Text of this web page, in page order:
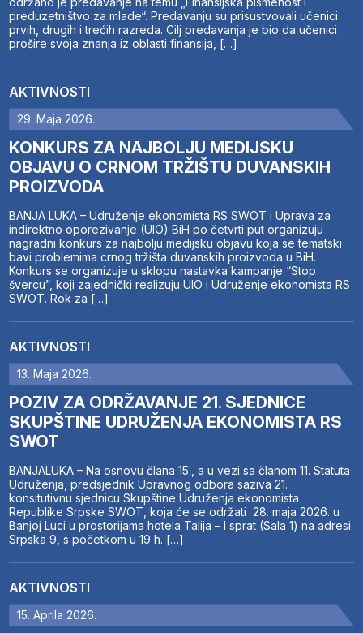
preduzetništvo za mlade“. Predavanju su prisustvovali učenici
prvih, drugih i trećih razreda. Cilj predavanja je bio da učenici
prošire svoja znanja iz oblasti finansija, […]
AKTIVNOSTI
29. Maja 2026.
KONKURS ZA NAJBOLJU MEDIJSKU
OBJAVU O CRNOM TRŽIŠTU DUVANSKIH
PROIZVODA
BANJA LUKA – Udruženje ekonomista RS SWOT i Uprava za
indirektno oporezivanje (UIO) BiH po četvrti put organizuju
nagradni konkurs za najbolju medijsku objavu koja se tematski
bavi problemima crnog tržišta duvanskih proizvoda u BiH.
Konkurs se organizuje u sklopu nastavka kampanje “Stop
švercu”, koji zajednički realizuju UIO i Udruženje ekonomista RS
SWOT. Rok za […]
AKTIVNOSTI
13. Maja 2026.
POZIV ZA ODRŽAVANJE 21. SJEDNICE
SKUPŠTINE UDRUŽENJA EKONOMISTA RS
SWOT
BANJALUKA – Na osnovu člana 15., a u vezi sa članom 11. Statuta
Udruženja, predsjednik Upravnog odbora saziva 21.
konsitutivnu sjednicu Skupštine Udruženja ekonomista
Republike Srpske SWOT, koja će se održati 28. maja 2026. u
Banjoj Luci u prostorijama hotela Talija – I sprat (Sala 1) na adresi
Srpska 9, s početkom u 19 h. […]
AKTIVNOSTI
15. Aprila 2026.